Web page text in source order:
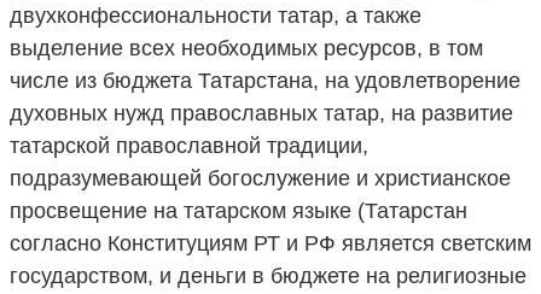
двухконфессиональности татар, а также
выделение всех необходимых ресурсов, в том
числе из бюджета Татарстана, на удовлетворение
духовных нужд православных татар, на развитие
татарской православной традиции,
подразумевающей богослужение и христианское
просвещение на татарском языке (Татарстан
согласно Конституциям РТ и РФ является светским
государством, и деньги в бюджете на религиозные